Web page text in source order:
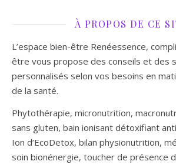
À PROPOS DE CE
L’espace bien-être Renéessence,
être vous propose des conseils et des
personnalisés selon vos besoins en
de la santé.
Phytothérapie, micronutrition,
sans gluten, bain ionisant détoxifiant
Ion d’EcoDetox, bilan physionutrition,
soin bionénergie, toucher de présence